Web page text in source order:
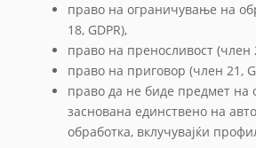
право на ограничување на
18, GDPR),
право на преносливост (член
право на приговор (член 21,
право да не биде предмет на
заснована единствено на
обработка, вклучувајќи